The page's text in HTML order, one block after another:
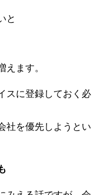
と
ます。
スに登録しておく必
社を優先しようとい